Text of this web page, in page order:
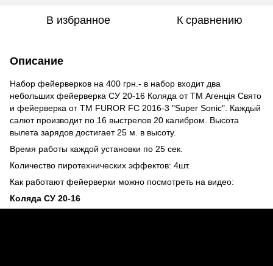
В избранное К сравнению
Описание
Набор фейерверков на 400 грн.- в набор входит два
небольших фейерверка СУ 20-16 Коляда от ТМ Агенція Свято
и фейерверка от ТМ FUROR FC 2016-3 "Super Sonic" . Каждый
салют производит по 16 выстрелов 20 калибром. Высота
вылета зарядов достигает 25 м. в высоту.
Время работы каждой установки по 25 сек.
Количество пиротехнических эффектов: 4шт.
Как работают фейерверки можно посмотреть на видео:
Коляда СУ 20-16